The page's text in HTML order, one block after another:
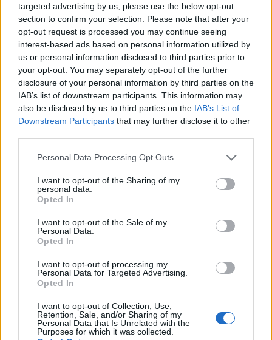
targeted advertising by us, please use the below opt-out
section to confirm your selection. Please note that after your
opt-out request is processed you may continue seeing
interest-based ads based on personal information utilized by
us or personal information disclosed to third parties prior to
your opt-out. You may separately opt-out of the further
disclosure of your personal information by third parties on the
IAB’s list of downstream participants. This information may
also be disclosed by us to third parties on the IAB’s List of
Downstream Participants that may further disclose it to other
Please note that this website/app uses one or more Google
not limited to your visit or usage behaviour. You may click to
grant or deny consent to Google and its third-party tags to
use your data for below specified purposes in below Google
consent section.
Personal Data Processing Opt Outs
I want to opt-out of the Sharing of my
personal data.
Opted In
I want to opt-out of the Sale of my
Personal Data.
Opted In
I want to opt-out of processing my
Personal Data for Targeted Advertising.
Opted In
I want to opt-out of Collection, Use,
Retention, Sale, and/or Sharing of my
Personal Data that Is Unrelated with the
Purposes for which it was collected.
Autostrade italiane: previsioni traffico
agosto 2026 e consigli per viaggiare
L'esodo estivo 2026 è alle porte. Scopri quali sono i giorni più
Alessandro Tassinari · 31 Lug 2026